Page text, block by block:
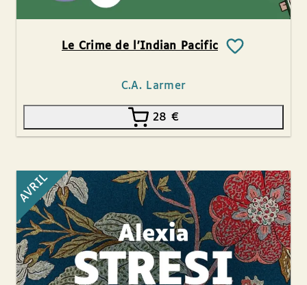
Le Crime de l’Indian Pacific
C.A. Larmer
28 €
AVRIL